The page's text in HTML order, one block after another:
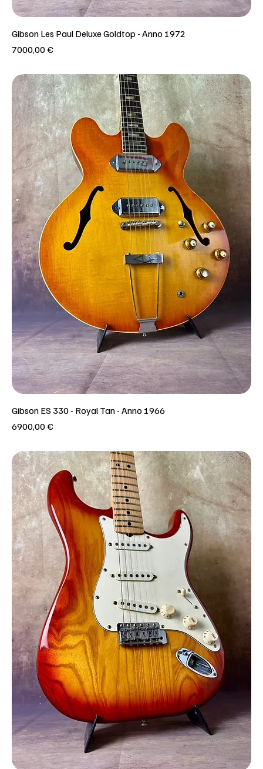
Gibson Les Paul Deluxe Goldtop - Anno 1972
Prezzo
7000,00 €
Gibson ES 330 - Royal Tan - Anno 1966
Prezzo
6900,00 €